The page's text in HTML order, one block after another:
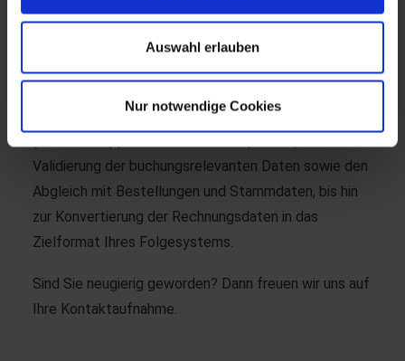
Auswahl erlauben
Nur notwendige Cookies
Wir von TROPPER beraten und unterstützen Sie
umfassend bei der Umsetzung der E-
bzw. der Anbindung an die verschiedensten Portale
Validierung der buchungsrelevanten Daten sowie den
Abgleich mit Bestellungen und Stammdaten, bis hin
zur Konvertierung der Rechnungsdaten in das
Zielformat Ihres Folgesystems.
Sind Sie neugierig geworden? Dann freuen wir uns auf
Ihre Kontaktaufnahme.